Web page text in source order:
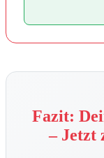
Fazit:
– Jetzt